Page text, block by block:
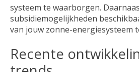
systeem te waarborgen.
subsidiemogelijkheden
van jouw zonne-energiesysteem
Recente